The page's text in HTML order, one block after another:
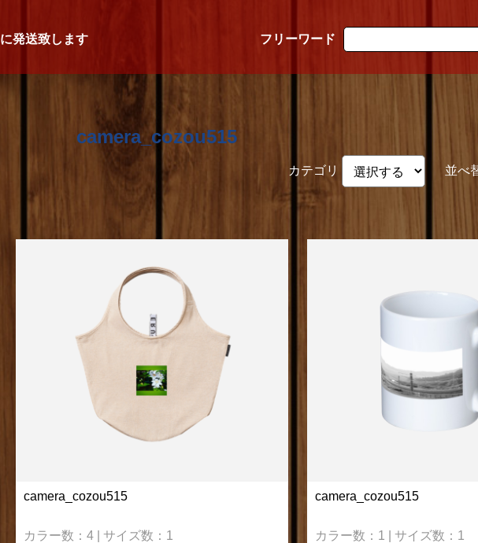
に発送致します フリーワード
camera_cozou515
カテゴリ 並べ
camera_cozou515
カラー数：4 | サイズ数：1
camera_cozou515
カラー数：1 | サイズ数：1